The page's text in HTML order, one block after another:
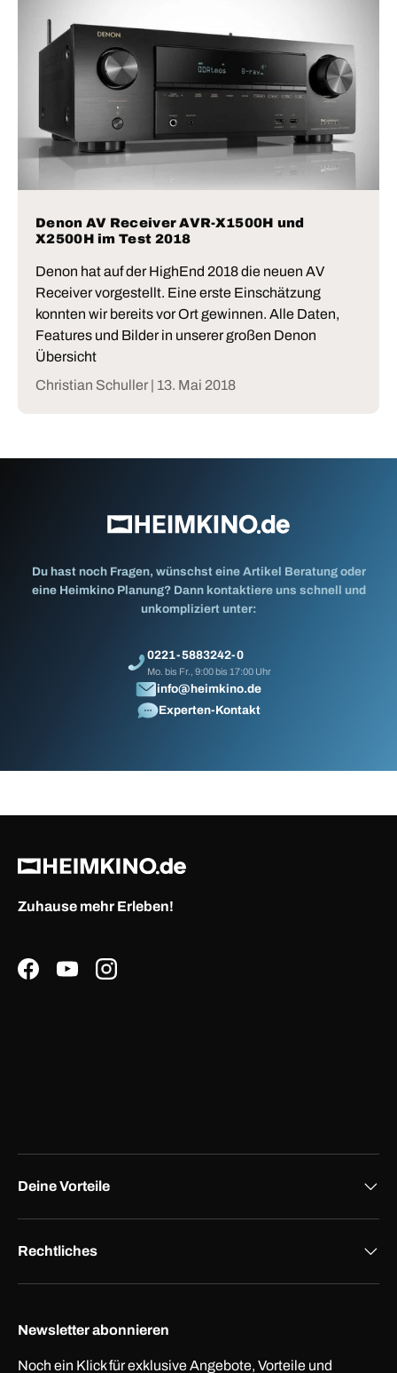
Denon AV Receiver AVR-X1500H und
X2500H im Test 2018
Denon hat auf der HighEnd 2018 die neuen AV
Receiver vorgestellt. Eine erste Einschätzung
konnten wir bereits vor Ort gewinnen. Alle Daten,
Features und Bilder in unserer großen Denon
Übersicht
Christian Schuller | 13. Mai 2018
Du hast noch Fragen, wünschst eine Artikel Beratung oder
eine Heimkino Planung? Dann kontaktiere uns schnell und
unkompliziert unter:
0221-5883242-0
Mo. bis Fr., 9:00 bis 17:00 Uhr
info@heimkino.de
Experten-Kontakt
Zuhause mehr Erleben!
FacebookYouTubeInstagram
Deine Vorteile
Rechtliches
Newsletter abonnieren
Noch ein Klick für exklusive Angebote, Vorteile und